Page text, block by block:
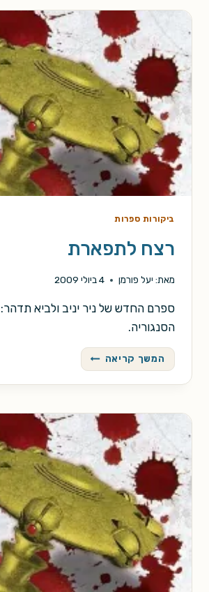
ביקורות ספרות
רצח לתפארת
מאת: יעל פורמן 4 ביולי 2009
ספרם החדש של ניר יניב ולביא
הסנגוריה.
המשך קריאה רצח
לתפארת